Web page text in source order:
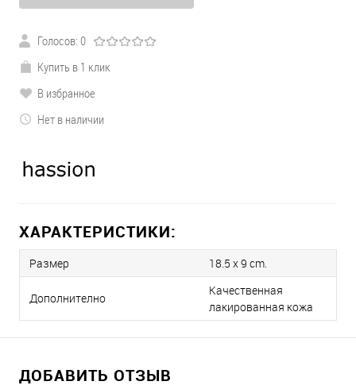
Голосов: 0
Купить в 1 клик
В избранное
Нет в наличии
ХАРАКТЕРИСТИКИ:
Размер 18.5 x 9 cm.
Дополнително
Качественная
лакированная кожа
ДОБАВИТЬ ОТЗЫВ